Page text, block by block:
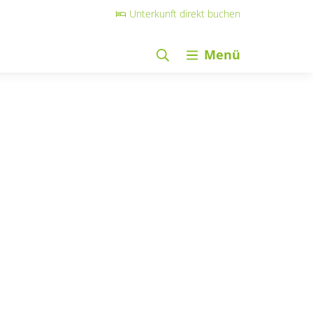
Unterkunft direkt buchen
Menü